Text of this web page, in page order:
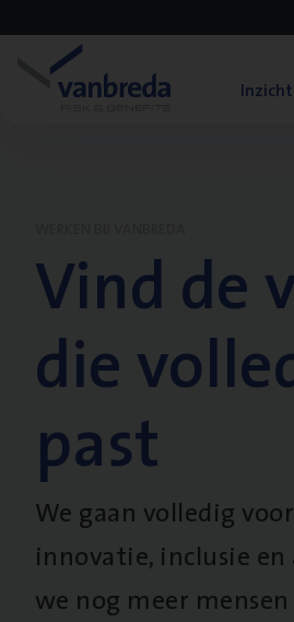
Vind de
die
past
We gaan volledig
innovatie, inclusie
we nog meer